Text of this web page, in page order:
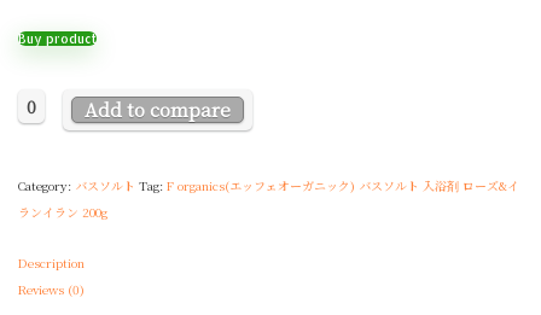
Buy product
0 Add to compare
Category: バスソルト Tag: F organics(エッフェオーガニック) バスソルト 入浴剤 ローズ&イ
ランイラン 200g
Description
Reviews (0)